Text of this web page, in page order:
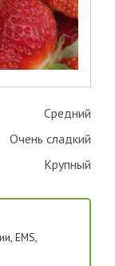
Средний
Очень сладкий
Крупный
EMS,